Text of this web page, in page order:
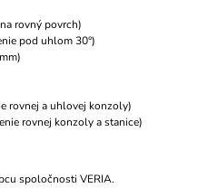
rovný povrch)
pod uhlom 30°)
rovnej a uhlovej konzoly)
rovnej konzoly a stanice)
spoločnosti VERIA.